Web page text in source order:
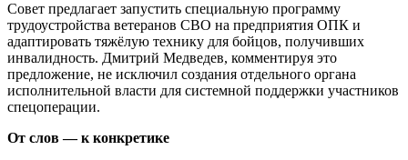
Совет предлагает запустить специальную программу
трудоустройства ветеранов СВО на предприятия ОПК и
адаптировать тяжёлую технику для бойцов, получивших
инвалидность. Дмитрий Медведев, комментируя это
предложение, не исключил создания отдельного органа
исполнительной власти для системной поддержки участников
спецоперации.
От слов — к конкретике